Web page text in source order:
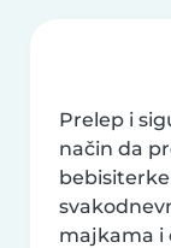
Prelep i
način da
majkama i